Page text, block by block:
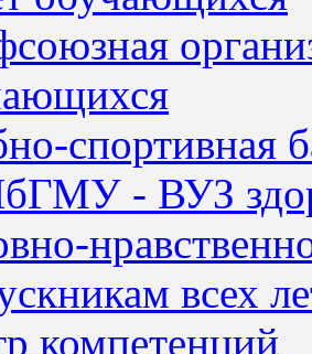
спортивная
- ВУЗ
всех
компетенций